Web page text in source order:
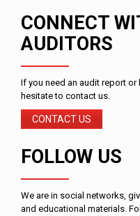
CONNECT
AUDITORS
If you need an audit report
hesitate to contact us.
CONTACT US
FOLLOW US
We are in social networks,
and educational materials.